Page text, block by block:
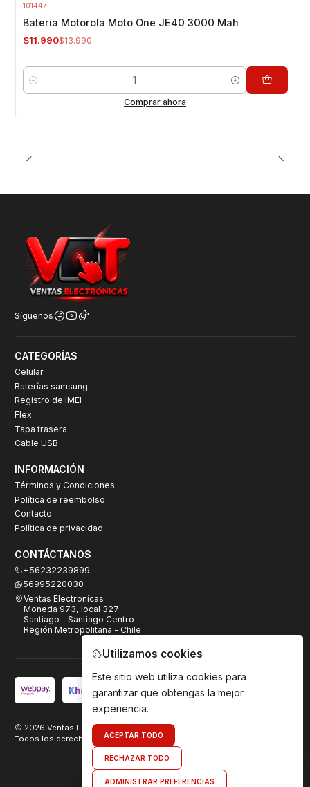
101447
Bateria Motorola Moto One JE40 3000 Mah
$11.990$13.990
Cantidad
Comprar ahora
Síguenos
CATEGORÍAS
Celular
Baterías samsung
Registro de IMEI
Flex
Tapa trasera
Cable USB
INFORMACIÓN
Términos y Condiciones
Política de reembolso
Contacto
Política de privacidad
CONTÁCTANOS
+56232239899
56995220030
Ventas Electronicas
Moneda 973, local 327
Santiago - Santiago Centro
Región Metropolitana - Chile
2026 Ventas Electrónicas.
Todos los derechos reservados. Desarrollado por
Utilizamos cookies
Este sitio web utiliza cookies para
garantizar que obtengas la mejor
experiencia.
ACEPTAR TODO
RECHAZAR TODO
ADMINISTRAR PREFERENCIAS